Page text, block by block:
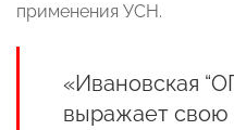
применения УСН.
«Ивановская
выражает свою